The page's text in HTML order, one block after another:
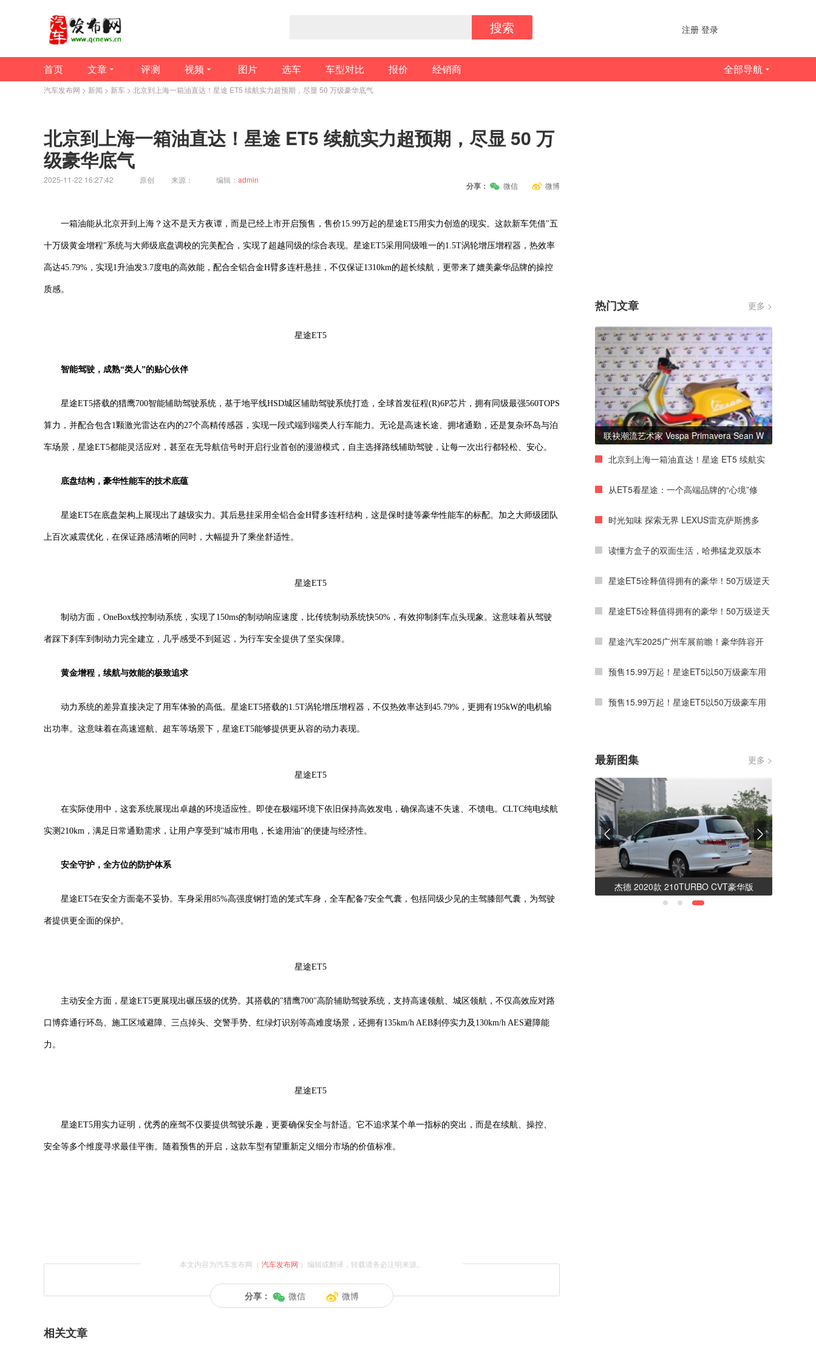
搜索 注册 登录
首页 文章 评测 视频 图片 选车 车型对比 报价 经销商 全部导航
汽车发布网 > 新闻 > 新车 > 北京到上海一箱油直达！星途 ET5 续航实力超预期，尽显 50 万级豪华底气
北京到上海一箱油直达！星途 ET5 续航实力超预期，尽显 50 万
级豪华底气
2025-11-22 16:27:42 原创 来源： 编辑： admin
分享： 微信 微博
一箱油能从北京开到上海？这不是天方夜谭，而是已经上市开启预售，售价15.99万起的星途ET5用实力创造的现实。这款新车凭借"五
十万级黄金增程"系统与大师级底盘调校的完美配合，实现了超越同级的综合表现。星途ET5采用同级唯一的1.5T涡轮增压增程器，热效率
高达45.79%，实现1升油发3.7度电的高效能，配合全铝合金H臂多连杆悬挂，不仅保证1310km的超长续航，更带来了媲美豪华品牌的操控
质感。
星途ET5
智能驾驶，成熟“类人”的贴心伙伴
星途ET5搭载的猎鹰700智能辅助驾驶系统，基于地平线HSD城区辅助驾驶系统打造，全球首发征程(R)6P芯片，拥有同级最强560TOPS
算力，并配合包含1颗激光雷达在内的27个高精传感器，实现一段式端到端类人行车能力。无论是高速长途、拥堵通勤，还是复杂环岛与泊
车场景，星途ET5都能灵活应对，甚至在无导航信号时开启行业首创的漫游模式，自主选择路线辅助驾驶，让每一次出行都轻松、安心。
底盘结构，豪华性能车的技术底蕴
星途ET5在底盘架构上展现出了越级实力。其后悬挂采用全铝合金H臂多连杆结构，这是保时捷等豪华性能车的标配。加之大师级团队
上百次减震优化，在保证路感清晰的同时，大幅提升了乘坐舒适性。
星途ET5
制动方面，OneBox线控制动系统，实现了150ms的制动响应速度，比传统制动系统快50%，有效抑制刹车点头现象。这意味着从驾驶
者踩下刹车到制动力完全建立，几乎感受不到延迟，为行车安全提供了坚实保障。
黄金增程，续航与效能的极致追求
动力系统的差异直接决定了用车体验的高低。星途ET5搭载的1.5T涡轮增压增程器，不仅热效率达到45.79%，更拥有195kW的电机输
出功率。这意味着在高速巡航、超车等场景下，星途ET5能够提供更从容的动力表现。
星途ET5
在实际使用中，这套系统展现出卓越的环境适应性。即使在极端环境下依旧保持高效发电，确保高速不失速、不馈电。CLTC纯电续航
实测210km，满足日常通勤需求，让用户享受到"城市用电，长途用油"的便捷与经济性。
安全守护，全方位的防护体系
星途ET5在安全方面毫不妥协。车身采用85%高强度钢打造的笼式车身，全车配备7安全气囊，包括同级少见的主驾膝部气囊，为驾驶
者提供更全面的保护。
星途ET5
主动安全方面，星途ET5更展现出碾压级的优势。其搭载的"猎鹰700"高阶辅助驾驶系统，支持高速领航、城区领航，不仅高效应对路
口博弈通行环岛、施工区域避障、三点掉头、交警手势、红绿灯识别等高难度场景，还拥有135km/h AEB刹停实力及130km/h AES避障能
力。
星途ET5
星途ET5用实力证明，优秀的座驾不仅要提供驾驶乐趣，更要确保安全与舒适。它不追求某个单一指标的突出，而是在续航、操控、
安全等多个维度寻求最佳平衡。随着预售的开启，这款车型有望重新定义细分市场的价值标准。
本文内容为汽车发布网（ 汽车发布网 ）编辑或翻译，转载请务必注明来源。
分享： 微信 微博
相关文章
热门文章 更多 >
联袂潮流艺术家 Vespa Primavera Sean W
北京到上海一箱油直达！星途 ET5 续航实
从ET5看星途：一个高端品牌的“心境”修
时光知味 探索无界 LEXUS雷克萨斯携多
读懂方盒子的双面生活，哈弗猛龙双版本
星途ET5诠释值得拥有的豪华！50万级逆天
星途ET5诠释值得拥有的豪华！50万级逆天
星途汽车2025广州车展前瞻！豪华阵容开
预售15.99万起！星途ET5以50万级豪车用
预售15.99万起！星途ET5以50万级豪车用
最新图集 更多 >
保时捷中国官方网站 - 打破传统 不断创 杰德 2020款 210TURBO CVT豪华版